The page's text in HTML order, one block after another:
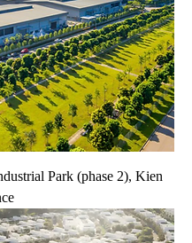
Park (phase 2), Kien